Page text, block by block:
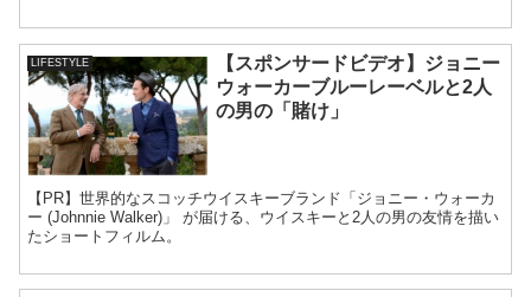
LIFESTYLE
【スポンサードビデオ】ジョニー
ウォーカーブルーレーベルと2人
の男の「賭け」
【PR】世界的なスコッチウイスキーブランド「ジョニー・ウォーカ
ー (Johnnie Walker)」 が届ける、ウイスキーと2人の男の友情を描い
たショートフィルム。